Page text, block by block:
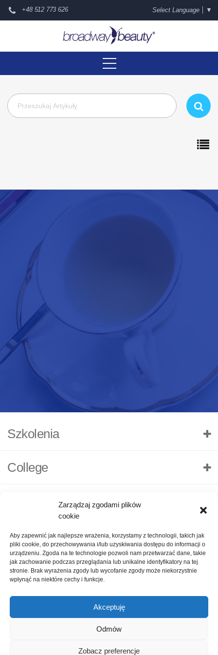
Zarządzaj zgodami plików
cookie
Aby zapewnić jak najlepsze wrażenia, korzystamy z technologii, takich jak
pliki cookie, do przechowywania i/lub uzyskiwania dostępu do informacji o
urządzeniu. Zgoda na te technologie pozwoli nam przetwarzać dane, takie
jak zachowanie podczas przeglądania lub unikalne identyfikatory na tej
stronie. Brak wyrażenia zgody lub wycofanie zgody może niekorzystnie
wpłynąć na niektóre cechy i funkcje.
Akceptuję
Odmów
Zobacz preferencje
+48 512 773 626 Select Language ▼
Szkolenia
College
O nas Polityka Prywatności Kontakt